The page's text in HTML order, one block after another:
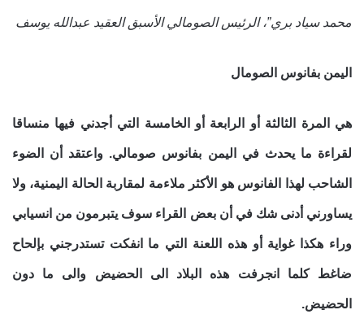
محمد سياد بري”، الرئيس الصومالي الأسبق العقيد عبدالله يوسف
اليمن بفانوس الصومال
هي المرة الثالثة أو الرابعة أو الخامسة التي أجدني فيها منساقا
لقراءة ما يحدث في اليمن بفانوس صومالي. واعتقد أن الضوء
الشاحب لهذا الفانوس هو الأكثر ملاءمة لمقاربة الحالة اليمنية، ولا
يساورني أدنى شك في أن بعض القراء سوف يتبرمون من انسيابي
وراء هكذا غواية أو هذه اللعنة التي ما انفكت تستدرجني بإلحاح
ضاغط كلما انجرفت هذه البلاد الى الحضيض والى ما دون
الحضيض.